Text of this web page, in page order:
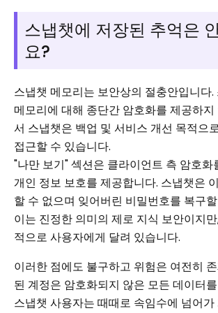
스냅챗에 저장된 추억은
요?
스냅챗 메모리는 보안상의 절충안입니다
메모리에 대해 종단간 암호화를 제공하
서 스냅챗은 백업 및 서비스 개선 목적으
접근할 수 있습니다.
"나만 보기" 섹션은 클라이언트 측 암호화
개인 정보 보호를 제공합니다. 스냅챗은
할 수 없으며 잊어버린 비밀번호를 복구
이는 진정한 의미의 제로 지식 보안이지
적으로 사용자에게 달려 있습니다.
이러한 점에도 불구하고 위험은 여전히
된 계정은 암호화되지 않은 모든 데이터
스냅챗 사용자는 때때로 속임수에 넘어